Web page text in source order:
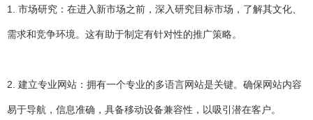
1. 市场研究：在进入新市场之前，深入研究目标市场，了解其文化、
需求和竞争环境。这有助于制定有针对性的推广策略。
2. 建立专业网站：拥有一个专业的多语言网站是关键。确保网站内容
易于导航，信息准确，具备移动设备兼容性，以吸引潜在客户。